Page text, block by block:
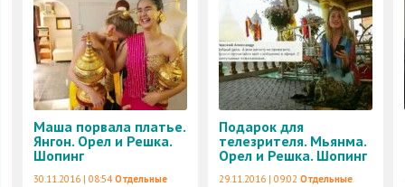
Маша порвала платье.
Янгон. Орел и Решка.
Шопинг
30.11.2016 | 08:54 Отдельные
Подарок для
телезрителя. Мьянма.
Орел и Решка. Шопинг
29.11.2016 | 09:02 Отдельные